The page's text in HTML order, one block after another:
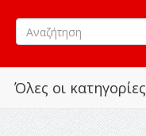
Όλες οι κατηγορίες